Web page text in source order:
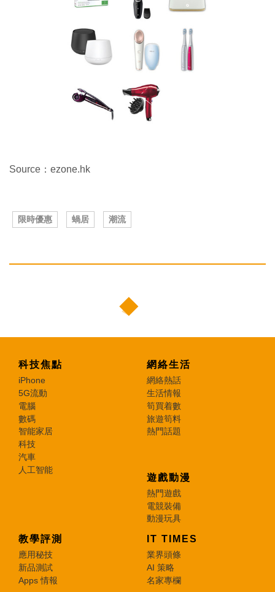
Source：ezone.hk
限時優惠 蝸居 潮流
科技焦點
iPhone
5G流動
電腦
數碼
智能家居
科技
汽車
人工智能
網絡生活
網絡熱話
生活情報
筍買着數
旅遊筍料
熱門話題
遊戲動漫
熱門遊戲
電競裝備
動漫玩具
教學評測
應用秘技
新品測試
Apps 情報
IT TIMES
業界頭條
AI 策略
名家專欄